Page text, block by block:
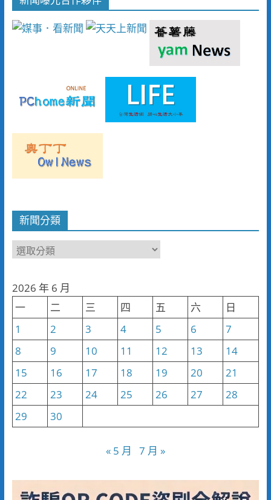
新聞分類
新
類
2026 年 6 月
一
二 三 四 五 六
日
1
2 3 4 5 6
7
8
9 10 11 12 13
14
15
16 17 18 19 20
21
22
23 24 25 26 27
28
29
30
« 5 月 7 月 »